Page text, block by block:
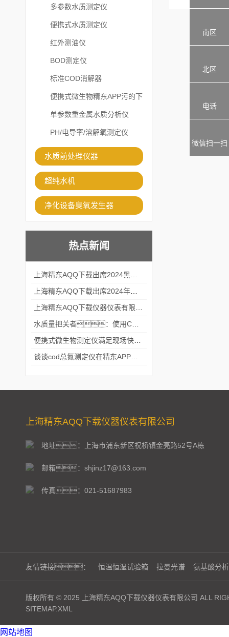
多参数水质测定仪
便携式水质测定仪
红外测油仪
BOD测定仪
标准COD消解器
便携式微生物精东APP污的下
载安装
单参数重金属水质分析仪
PH/电导率/溶解氧测定仪
水质前处理仪器
超纯水机
净化设备臭氧发生器
热点新闻
上海精东AQQ下载仪器仪表有限公司
地址：上海市浦东新区祝桥镇金亮路52号A栋
邮箱：shjinz17@163.com
传真：021-51687983
友情链接： 恒温恒湿试验箱 拉曼光谱 氨基酸分
版权所有 © 2025 上海精东AQQ下载仪器仪表有限公司 ALL
SITEMAP.XML
南区
北区
电话
微信扫一扫
网站地图